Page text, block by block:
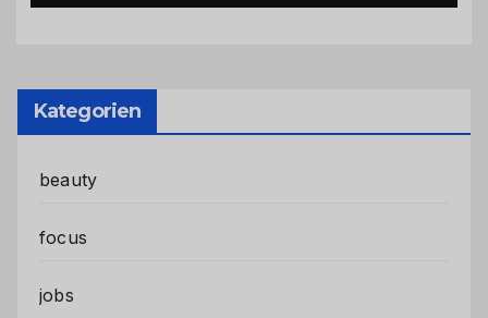
Kategorien
beauty
focus
jobs